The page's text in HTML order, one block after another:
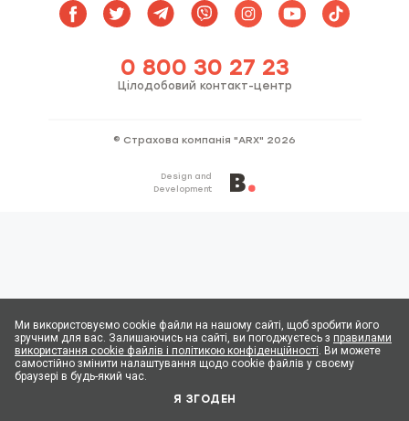
Ми використовуємо cookie файли на нашому сайті, щоб зробити його
зручним для вас. Залишаючись на сайті, ви погоджуєтесь з правилами
використання cookie файлів і політикою конфіденційності. Ви можете
самостійно змінити налаштування щодо cookie файлів у своєму
браузері в будь-який час.
Я ЗГОДЕН
© Страхова компанія "АRX" 2026
0 800 30 27 23
Цілодобовий контакт-центр
Design and
Development